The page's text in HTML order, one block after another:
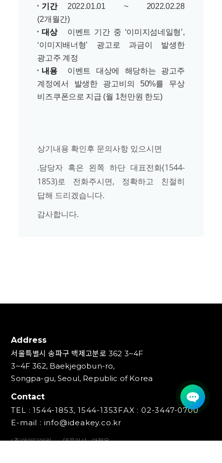
기간
2022.01.01 ~ 2022.02.28
(2개월간)
대상
이벤트 기간 중 ‘이미지섬네일형’,
‘이미지배너형’ 광고로 과금이 발생한
광고주 계정
내용
이벤트 대상에 해당하는 광고주
계정에서 발생한 광고비의 50%를 무상
비즈쿠폰으로 지급 (월 1천만원 한도)
상기내용 확인후 문의사항 있으시면
.담당자 혹은 왼쪽 하단 대표전화(1544-
1853)로 전화주시면, 정확하고 친절히
답해 드리겠습니다.
감사합니다.
Address
서울특별시 송파구 백제고분로 362 3~4F
3~4F 362, Baekjegobun-ro,
Songpa-gu, Seoul, Republic of Korea
Contact
TEL : 1544-1853, 1544-1353FAX : 02-3447-0700
E-mail : info@ideakey.co.kr
(주)아이디어키
대표이사 : 안정윤